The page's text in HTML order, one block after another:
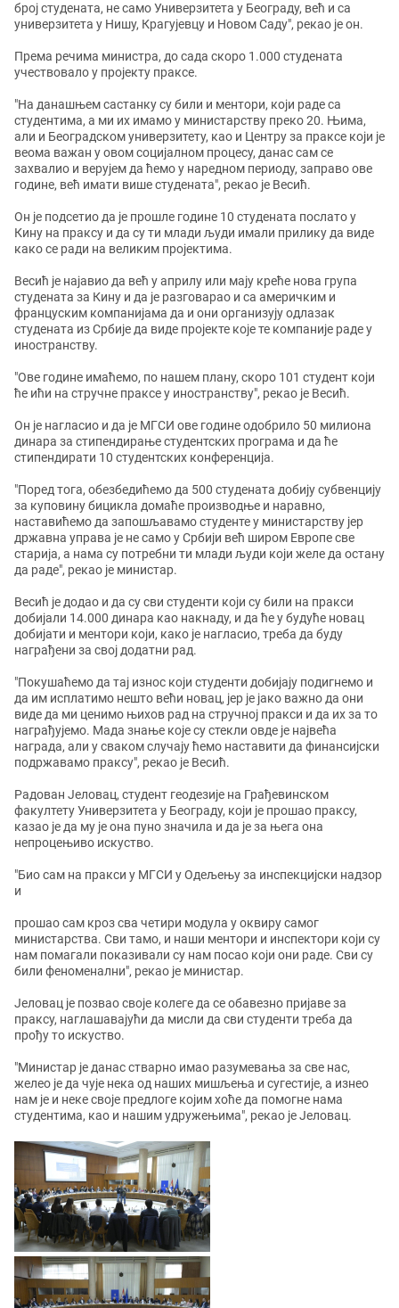
број студената, не само Универзитета у Београду, већ и са
универзитета у Нишу, Крагујевцу и Новом Саду", рекао је он.
Према речима министра, до сада скоро 1.000 студената
учествовало у пројекту праксе.
"На данашњем састанку су били и ментори, који раде са
студентима, а ми их имамо у министарству преко 20. Њима,
али и Београдском универзитету, као и Центру за праксе који је
веома важан у овом социјалном процесу, данас сам се
захвалио и верујем да ћемо у наредном периоду, заправо ове
године, већ имати више студената", рекао је Весић.
Он је подсетио да је прошле године 10 студената послато у
Кину на праксу и да су ти млади људи имали прилику да виде
како се ради на великим пројектима.
Весић је најавио да већ у априлу или мају креће нова група
студената за Кину и да је разговарао и са америчким и
француским компанијама да и они организују одлазак
студената из Србије да виде пројекте које те компаније раде у
иностранству.
"Ове године имаћемо, по нашем плану, скоро 101 студент који
ће ићи на стручне праксе у иностранству", рекао је Весић.
Он је нагласио и да је МГСИ ове године одобрило 50 милиона
динара за стипендирање студентских програма и да ће
стипендирати 10 студентских конференција.
"Поред тога, обезбедићемо да 500 студената добију субвенцију
за куповину бицикла домаће производње и наравно,
наставићемо да запошљавамо студенте у министарству јер
државна управа је не само у Србији већ широм Европе све
старија, а нама су потребни ти млади људи који желе да остану
да раде", рекао је министар.
Весић је додао и да су сви студенти који су били на пракси
добијали 14.000 динара као накнаду, и да ће у будуће новац
добијати и ментори који, како је нагласио, треба да буду
награђени за свој додатни рад.
"Покушаћемо да тај износ који студенти добијају подигнемо и
да им исплатимо нешто већи новац, јер је јако важно да они
виде да ми ценимо њихов рад на стручној пракси и да их за то
награђујемо. Мада знање које су стекли овде је највећа
награда, али у сваком случају ћемо наставити да финансијски
подржавамо праксу", рекао је Весић.
Радован Јеловац, студент геодезије на Грађевинском
факултету Универзитета у Београду, који је прошао праксу,
казао је да му је она пуно значила и да је за њега она
непроцењиво искуство.
"Био сам на пракси у МГСИ у Одељењу за инспекцијски надзор
и
прошао сам кроз сва четири модула у оквиру самог
министарства. Сви тамо, и наши ментори и инспектори који су
нам помагали показивали су нам посао који они раде. Сви су
били феноменални", рекао је министар.
Јеловац је позвао своје колеге да се обавезно пријаве за
праксу, наглашавајући да мисли да сви студенти треба да
прођу то искуство.
"Министар је данас стварно имао разумевања за све нас,
желео је да чује нека од наших мишљења и сугестије, а изнео
нам је и неке своје предлоге којим хоће да помогне нама
студентима, као и нашим удружењима", рекао је Јеловац.